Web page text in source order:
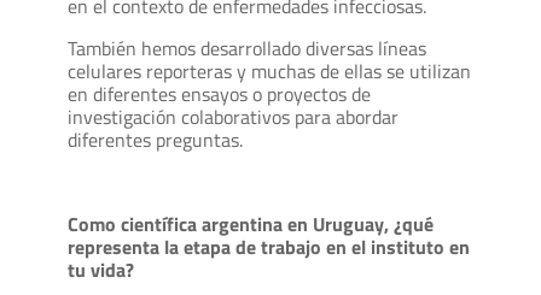
en el contexto de enfermedades infecciosas.
También hemos desarrollado diversas líneas
celulares reporteras y muchas de ellas se utilizan
en diferentes ensayos o proyectos de
investigación colaborativos para abordar
diferentes preguntas.
Como científica argentina en Uruguay, ¿qué
representa la etapa de trabajo en el instituto en
tu vida?